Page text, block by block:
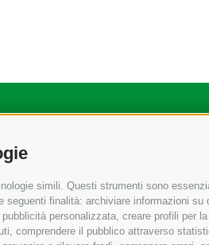
simili. Questi strumenti sono
finalità: archiviare informazioni
personalizzata, creare profili
comprendere il pubblico attraverso